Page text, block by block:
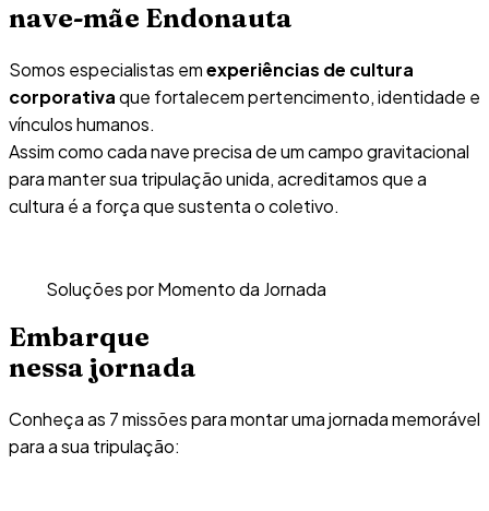
nave-mãe Endonauta
Somos especialistas emexperiências de cultura
corporativaque fortalecem pertencimento, identidade e
vínculos humanos.
Assim como cada nave precisa de um campo gravitacional
para manter sua tripulação unida, acreditamos que a
cultura é a força que sustenta o coletivo.
Soluções por Momento da Jornada
Embarque
nessa jornada
Conheça as 7 missões para montar uma jornada memorável
para a sua tripulação: